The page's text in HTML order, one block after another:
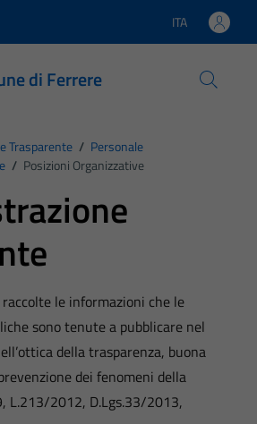
Lingua attiva:
ITA
di Ferrere
Trasparente / Personale
/ Posizioni Organizzative
le informazioni che le
sono tenute a pubblicare nel
della trasparenza, buona
dei fenomeni della
L.213/2012, D.Lgs.33/2013,